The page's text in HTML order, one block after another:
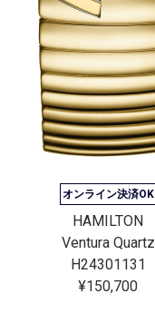
オンライン決済OK
HAMILTON
Ventura Quartz
H24301131
¥150,700